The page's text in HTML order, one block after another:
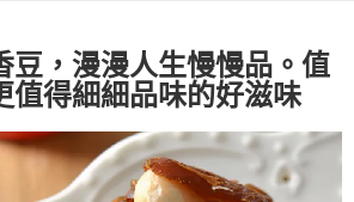
及費用金額請依後續交易確認頁面所載為準。
未前往確認交易或遇審核未通過，訂單將自動取
，「大哥付你分期」於每月結算日後寄送繳費提
到商品之後才付款」的支付方式。 讓您購物簡單
、不需綁卡、不需儲值。
服務後，再付款。
帳流程】含以上)免運費
豆，漫漫人生慢慢品。 值
值得細細品味的好滋味